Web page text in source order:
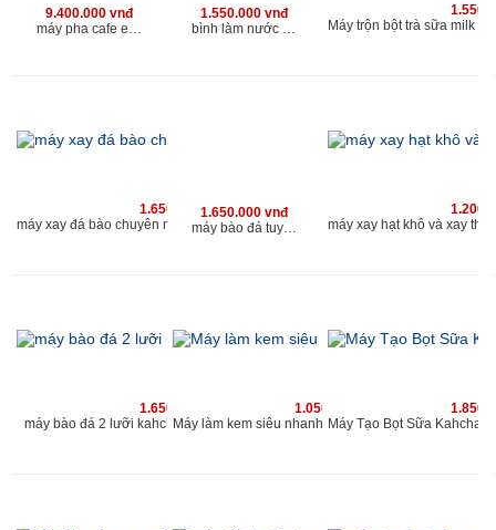
9.400.000 vnđ
máy pha cafe espresso | máy xay cà phê chuyên nghiệp
1.550.000 vnđ
bình làm nước Soda cho quán kahchan
1.650.000 vnđ
máy xay đá bào chuyên nghiệp 2019 | máy bào đá tuyết 2 nắp 2 lưới | www.kahchan.vn
1.650.000 vnđ
máy bào đá tuyết kahchan chuyên dùng cho quán cafe và nhà hàng
1.650.000 vnđ
máy bào đá 2 lưỡi kahchan chuyên nghiệp cho quán
1.050.000 vnđ